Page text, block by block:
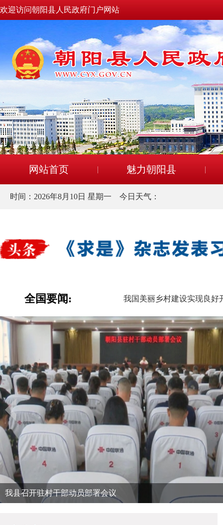
欢迎访问朝阳县人民政府门户网站
网站首页 魅力朝阳县
时间： 2026年8月10日 星期一 今日天气：
我县召开驻村干部动员部署会议